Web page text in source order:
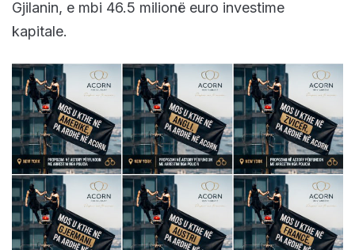
Gjilanin, e mbi 46.5 milionë euro investime
kapitale.